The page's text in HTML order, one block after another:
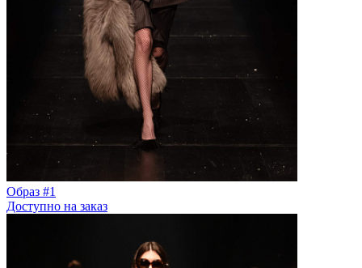
Образ #1
Доступно на заказ